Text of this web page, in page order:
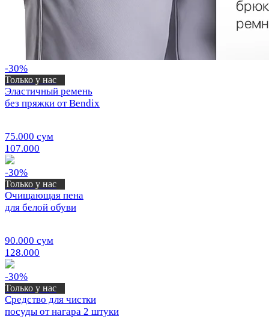
-30%
Только у нас
Эластичный ремень
без пряжки от Bendix
75.000 сум
107.000
-30%
Только у нас
Очищающая пена
для белой обуви
90.000 сум
128.000
-30%
Только у нас
Средство для чистки
посуды от нагара 2 штуки